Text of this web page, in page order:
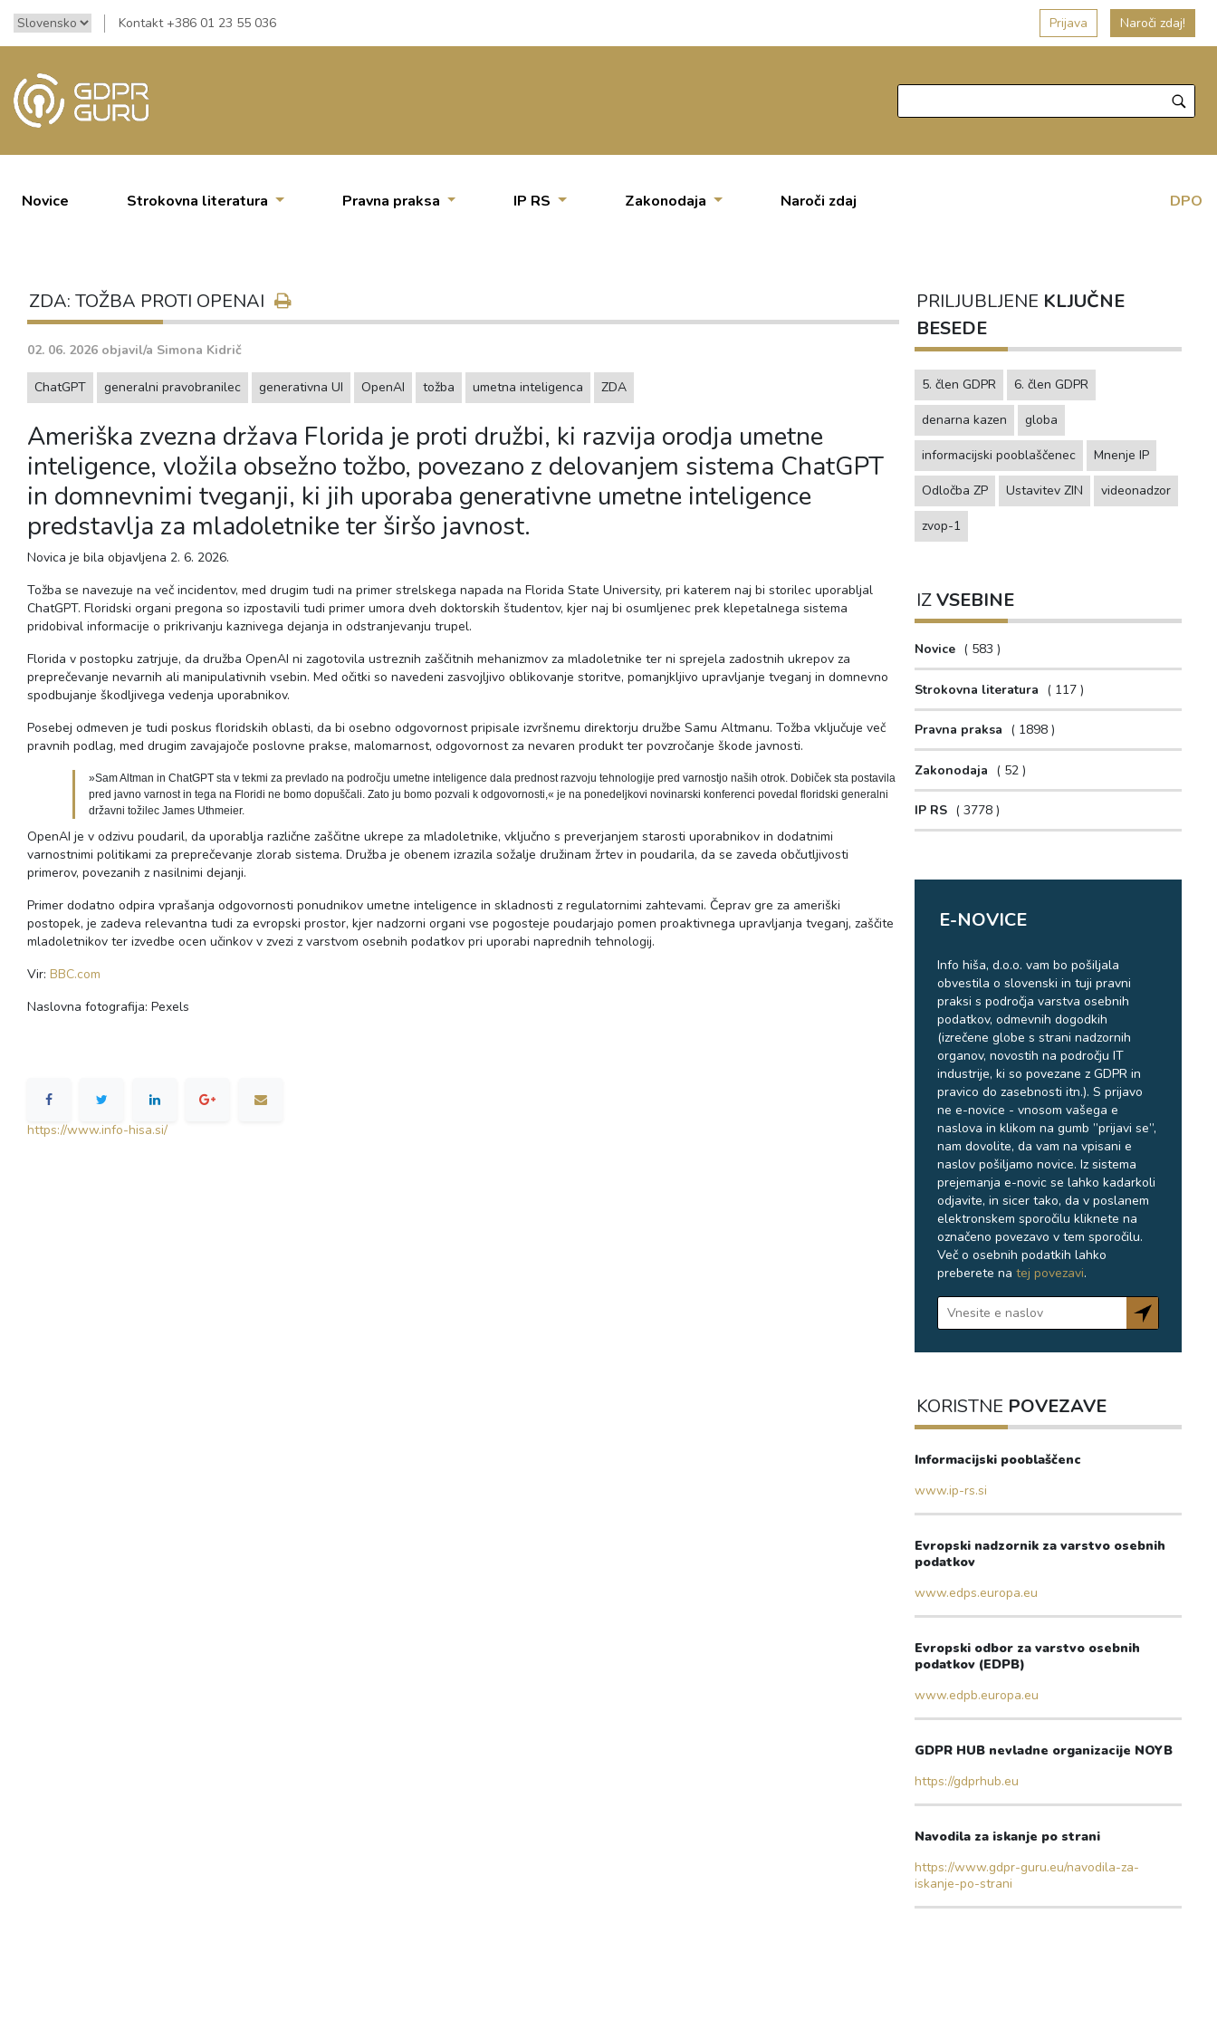
Kontakt +386 01 23 55 036 Prijava Naroči zdaj!
Novice Strokovna literatura Pravna praksa IP RS Zakonodaja Naroči zdaj DPO
ZDA: TOŽBA PROTI OPENAI
02. 06. 2026 objavil/a Simona Kidrič
ChatGPT generalni pravobranilec generativna UI OpenAI tožba umetna inteligenca ZDA
Ameriška zvezna država Florida je proti družbi, ki razvija orodja umetne
inteligence, vložila obsežno tožbo, povezano z delovanjem sistema ChatGPT
in domnevnimi tveganji, ki jih uporaba generativne umetne inteligence
predstavlja za mladoletnike ter širšo javnost.
Novica je bila objavljena 2. 6. 2026.
Tožba se navezuje na več incidentov, med drugim tudi na primer strelskega napada na Florida State University, pri katerem naj bi storilec uporabljal
ChatGPT. Floridski organi pregona so izpostavili tudi primer umora dveh doktorskih študentov, kjer naj bi osumljenec prek klepetalnega sistema
pridobival informacije o prikrivanju kaznivega dejanja in odstranjevanju trupel.
Florida v postopku zatrjuje, da družba OpenAI ni zagotovila ustreznih zaščitnih mehanizmov za mladoletnike ter ni sprejela zadostnih ukrepov za
preprečevanje nevarnih ali manipulativnih vsebin. Med očitki so navedeni zasvojljivo oblikovanje storitve, pomanjkljivo upravljanje tveganj in domnevno
spodbujanje škodljivega vedenja uporabnikov.
Posebej odmeven je tudi poskus floridskih oblasti, da bi osebno odgovornost pripisale izvršnemu direktorju družbe Samu Altmanu. Tožba vključuje več
pravnih podlag, med drugim zavajajoče poslovne prakse, malomarnost, odgovornost za nevaren produkt ter povzročanje škode javnosti.
»Sam Altman in ChatGPT sta v tekmi za prevlado na področju umetne inteligence dala prednost razvoju tehnologije pred varnostjo naših otrok. Dobiček sta postavila
pred javno varnost in tega na Floridi ne bomo dopuščali. Zato ju bomo pozvali k odgovornosti,« je na ponedeljkovi novinarski konferenci povedal floridski generalni
državni tožilec James Uthmeier.
OpenAI je v odzivu poudaril, da uporablja različne zaščitne ukrepe za mladoletnike, vključno s preverjanjem starosti uporabnikov in dodatnimi
varnostnimi politikami za preprečevanje zlorab sistema. Družba je obenem izrazila sožalje družinam žrtev in poudarila, da se zaveda občutljivosti
primerov, povezanih z nasilnimi dejanji.
Primer dodatno odpira vprašanja odgovornosti ponudnikov umetne inteligence in skladnosti z regulatornimi zahtevami. Čeprav gre za ameriški
postopek, je zadeva relevantna tudi za evropski prostor, kjer nadzorni organi vse pogosteje poudarjajo pomen proaktivnega upravljanja tveganj, zaščite
mladoletnikov ter izvedbe ocen učinkov v zvezi z varstvom osebnih podatkov pri uporabi naprednih tehnologij.
Vir: BBC.com
Naslovna fotografija: Pexels
https://www.info-hisa.si/
PRILJUBLJENE KLJUČNE
BESEDE
5. člen GDPR 6. člen GDPR
denarna kazen globa
informacijski pooblaščenec Mnenje IP
Odločba ZP Ustavitev ZIN videonadzor
zvop-1
IZVSEBINE
Novice 583
Strokovna literatura 117
Pravna praksa 1898
Zakonodaja 52
IP RS 3778
E-NOVICE
Info hiša, d.o.o. vam bo pošiljala
obvestila o slovenski in tuji pravni
praksi s področja varstva osebnih
podatkov, odmevnih dogodkih
(izrečene globe s strani nadzornih
organov, novostih na področju IT
industrije, ki so povezane z GDPR in
pravico do zasebnosti itn.). S prijavo
ne e-novice - vnosom vašega e
naslova in klikom na gumb ”prijavi se”,
nam dovolite, da vam na vpisani e
naslov pošiljamo novice. Iz sistema
prejemanja e-novic se lahko kadarkoli
odjavite, in sicer tako, da v poslanem
elektronskem sporočilu kliknete na
označeno povezavo v tem sporočilu.
Več o osebnih podatkih lahko
preberete na tej povezavi.
KORISTNE POVEZAVE
Informacijski pooblaščenc
www.ip-rs.si
Evropski nadzornik za varstvo osebnih
podatkov
www.edps.europa.eu
Evropski odbor za varstvo osebnih
podatkov (EDPB)
www.edpb.europa.eu
GDPR HUB nevladne organizacije NOYB
https://gdprhub.eu
Navodila za iskanje po strani
https://www.gdpr-guru.eu/navodila-za-
iskanje-po-strani